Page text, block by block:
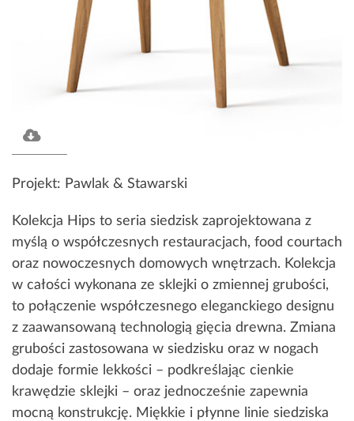
Projekt: Pawlak & Stawarski
Kolekcja Hips to seria siedzisk zaprojektowana z
myślą o współczesnych restauracjach, food courtach
oraz nowoczesnych domowych wnętrzach. Kolekcja
w całości wykonana ze sklejki o zmiennej grubości,
to połączenie współczesnego eleganckiego designu
z zaawansowaną technologią gięcia drewna. Zmiana
grubości zastosowana w siedzisku oraz w nogach
dodaje formie lekkości – podkreślając cienkie
krawędzie sklejki – oraz jednocześnie zapewnia
mocną konstrukcję. Miękkie i płynne linie siedziska